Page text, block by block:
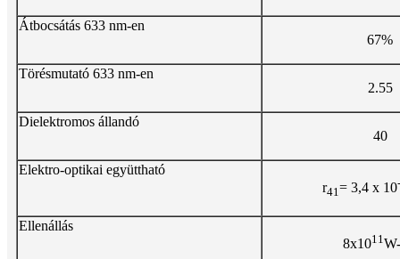
Átbocsátás 633 nm-en
67%
Törésmutató 633 nm-en
2.55
Dielektromos állandó
40
Elektro-optikai együttható
r41= 3,4 x 10
Ellenállás
8x1011